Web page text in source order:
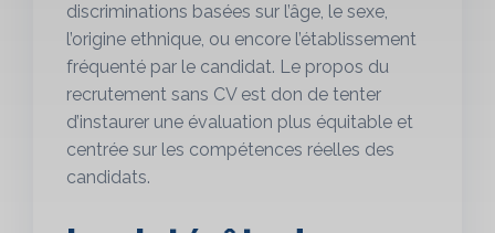
discriminations basées sur l’âge, le sexe,
l’origine ethnique, ou encore l’établissement
fréquenté par le candidat. Le propos du
recrutement sans CV est don de tenter
d’instaurer une évaluation plus équitable et
centrée sur les compétences réelles des
candidats.